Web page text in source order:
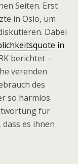
Seiten. Erst
in Oslo, um
Dabei
in
berichtet –
verenden
des
so harmlos
für
es ihnen